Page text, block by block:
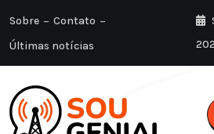
Sobre
Contato
Últimas notícias